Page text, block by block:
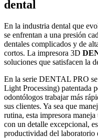
dental
En la industria dental que
se enfrentan a una presión
dentales complicados y de
cortos. La impresora 3D
soluciones que satisfacen la
En la serie DENTAL PRO
Light Processing) patentada
odontólogos trabajar más
sus clientes. Ya sea que
rutina, esta impresora
con un detalle excepcional,
productividad del laboratorio